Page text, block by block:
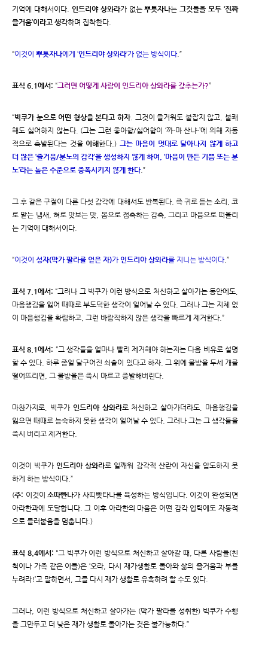
기억에 대해서이다. 인드리야 상와라가 없는뿌툿자나는그것들을 모두 ‘진짜
즐거움’이라고 생각하며 집착한다.
“이것이 뿌툿자나에게 ‘인드리야 상와라’가 없는 방식이다 .”
표식 6.1에서: “그러면 어떻게 사람이 인드리야 상와라를 갖추는가?”
“빅쿠가 눈으로 어떤 형상을 본다고 하자. 그것이 즐거워도 붙잡지 않고, 불쾌
해도 싫어하지 않는다. (그는 그런 좋아함/싫어함이 ‘까-마 산냐-’에 의해 자동
적으로 촉발된다는 것을 이해한다.) 그는 마음이 멋대로 달아나지 않게 하고
더 많은 ‘즐거움/분노의 감각’을 생성하지 않게 하여, ‘마음이 만든 기쁨 또는 분
노’라는 높은 수준으로 증폭시키지 않게 한다.”
그 후 같은 구절이 다른 다섯 감각에 대해서도 반복된다. 즉 귀로 듣는 소리, 코
로 맡는 냄새, 혀로 맛보는 맛, 몸으로 접촉하는 감촉, 그리고 마음으로 떠올리
는 기억에 대해서이다.
“이것이 성자(막가 팔라를 얻은 자)가 인드리야 상와라를 지니는 방식이다 .”
표식 7.1에서: “그러나 그 빅쿠가 이런 방식으로 처신하고 살아가는 동안에도,
마음챙김을 잃어 때때로 부도덕한 생각이 일어날 수 있다. 그러나 그는 지체 없
이 마음챙김을 확립하고, 그런 바람직하지 않은 생각을 빠르게 제거한다.”
표식 8.1에서: “그 생각들을 얼마나 빨리 제거해야 하는지는 다음 비유로 설명
할 수 있다. 하루 종일 달구어진 쇠솥이 있다고 하자. 그 위에 물방울 두세 개를
떨어뜨리면, 그 물방울은 즉시 마르고 증발해버린다.
마찬가지로, 빅쿠가 인드리야 상와라로 처신하고 살아가더라도, 마음챙김을
잃으면 때때로 능숙하지 못한 생각이 일어날 수 있다. 그러나 그는 그 생각들을
즉시 버리고 제거한다.
이것이 빅쿠가 인드리야 상와라로 일깨워 감각적 산란이 자신을 압도하지 못
하게 하는 방식이다.”
(주: 이것이소따빤나가 사띠빳타나를 육성하는 방식입니다. 이것이 완성되면
아라한과에 도달합니다. 그 이후 아라한의 마음은 어떤 감각 입력에도 자동적
으로 들러붙음을 멈춥니다.)
표식 8.4에서: “그 빅쿠가 이런 방식으로 처신하고 살아갈 때, 다른 사람들(친
척이나 가족 같은 이들)은 ‘오라, 다시 재가생활로 돌아와 삶의 즐거움과 부를
누려라!’고 말하면서, 그를 다시 재가 생활로 유혹하려 할 수도 있다.
그러나, 이런 방식으로 처신하고 살아가는 (막가 팔라를 성취한) 빅쿠가 수행
을 그만두고 더 낮은 재가 생활로 돌아가는 것은 불가능하다.”